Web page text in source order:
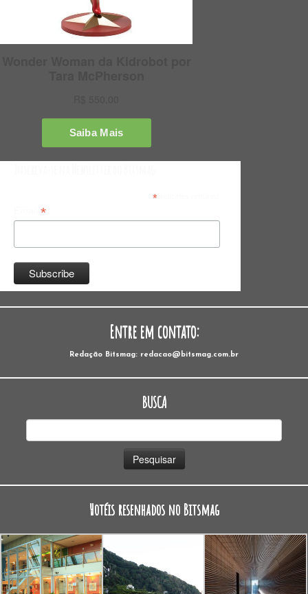
*indicates required
*
Entre em contato:
Redação Bitsmag: redacao@bitsmag.com.br
BUSCA
Hotéis resenhados no Bitsmag